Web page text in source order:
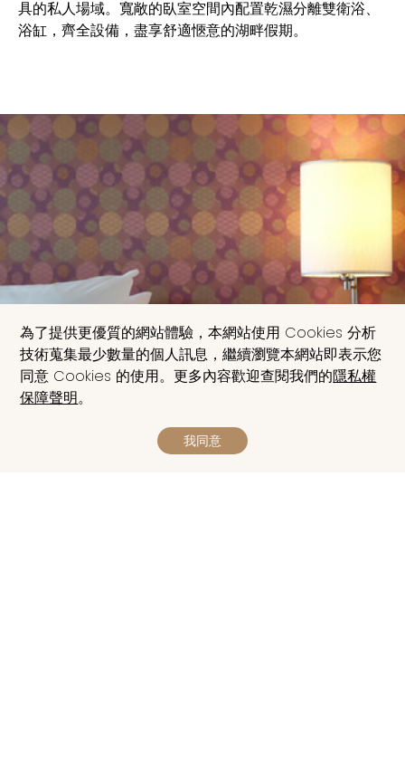
具的私人場域。寬敞的臥室空間內配置乾濕分離雙衛浴、
浴缸，齊全設備，盡享舒適愜意的湖畔假期。
為了提供更優質的網站體驗，本網站使用 Cookies 分析
技術蒐集最少數量的個人訊息，繼續瀏覽本網站即表示您
同意 Cookies 的使用。更多內容歡迎查閱我們的隱私權
保障聲明。
我同意